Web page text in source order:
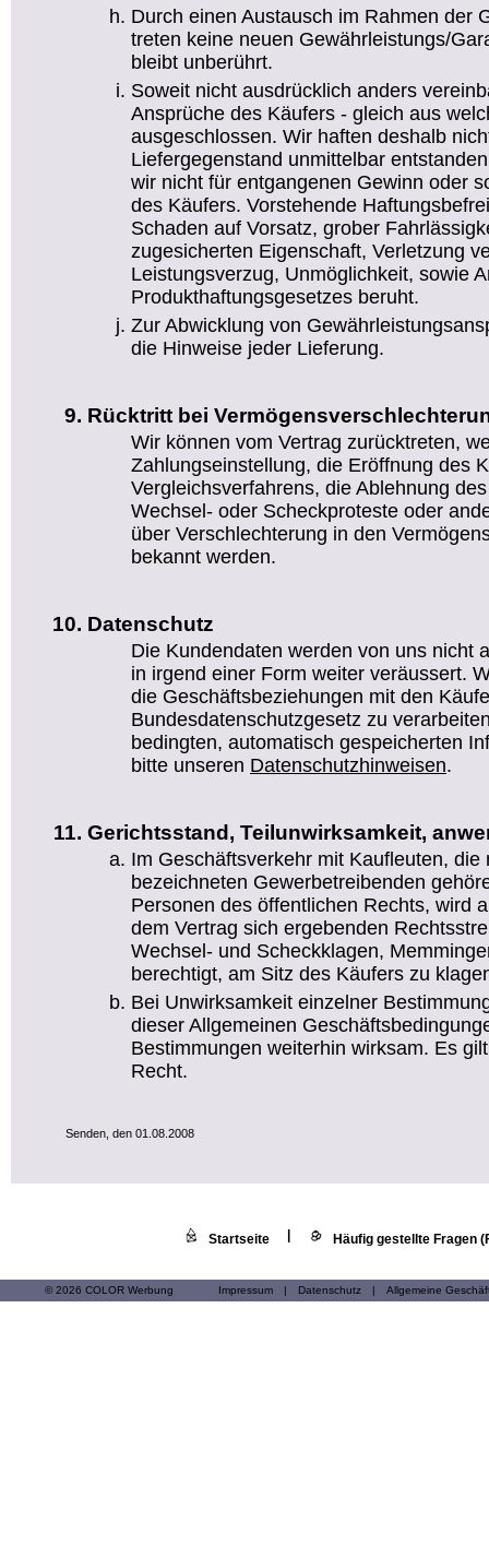
Durch einen Austausch im Rahmen der
treten keine neuen Gewährleistungs/
bleibt unberührt.
Soweit nicht ausdrücklich anders
Ansprüche des Käufers - gleich aus
ausgeschlossen. Wir haften deshalb
Liefergegenstand unmittelbar
wir nicht für entgangenen Gewinn oder
des Käufers. Vorstehende
Schaden auf Vorsatz, grober
zugesicherten Eigenschaft, Verletzung
Leistungsverzug, Unmöglichkeit, sowie
Produkthaftungsgesetzes beruht.
Zur Abwicklung von
die Hinweise jeder Lieferung.
Rücktritt bei
Wir können vom Vertrag zurücktreten,
Zahlungseinstellung, die Eröffnung des
Vergleichsverfahrens, die Ablehnung
Wechsel- oder Scheckproteste oder
über Verschlechterung in den
bekannt werden.
Datenschutz
Die Kundendaten werden von uns nicht
in irgend einer Form weiter veräussert.
die Geschäftsbeziehungen mit den
Bundesdatenschutzgesetz zu
bedingten, automatisch gespeicherten
bitte unseren Datenschutzhinweisen.
Gerichtsstand, Teilunwirksamkeit,
Im Geschäftsverkehr mit Kaufleuten, die
bezeichneten Gewerbetreibenden
Personen des öffentlichen Rechts, wird
dem Vertrag sich ergebenden
Wechsel- und Scheckklagen,
berechtigt, am Sitz des Käufers zu
Bei Unwirksamkeit einzelner
dieser Allgemeinen
Bestimmungen weiterhin wirksam. Es
Recht.
Senden, den 01.08.2008
Startseite Häufig gestellte Fragen
© 2026 COLOR Werbung Impressum | Datenschutz | Allgemeine